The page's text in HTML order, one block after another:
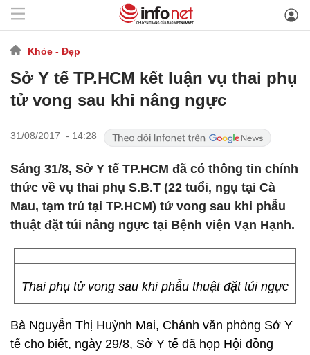
Khỏe - Đẹp
Sở Y tế TP.HCM kết luận vụ thai phụ
tử vong sau khi nâng ngực
31/08/2017 - 14:28
Sáng 31/8, Sở Y tế TP.HCM đã có thông tin chính
thức về vụ thai phụ S.B.T (22 tuổi, ngụ tại Cà
Mau, tạm trú tại TP.HCM) tử vong sau khi phẫu
thuật đặt túi nâng ngực tại Bệnh viện Vạn Hạnh.
Thai phụ tử vong sau khi phẫu thuật đặt túi ngực
Bà Nguyễn Thị Huỳnh Mai, Chánh văn phòng Sở Y
tế cho biết, ngày 29/8, Sở Y tế đã họp Hội đồng